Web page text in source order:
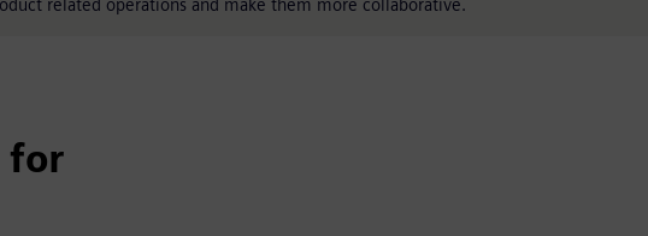
related operations and make them more collaborative.
for